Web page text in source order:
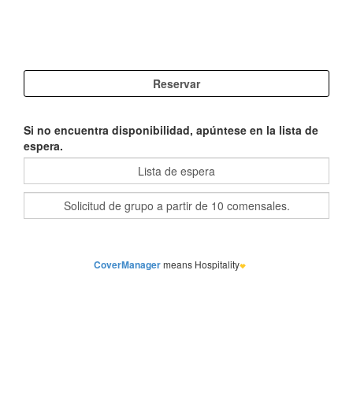
Si no encuentra disponibilidad, apúntese en la lista de
espera.
CoverManagermeans Hospitality